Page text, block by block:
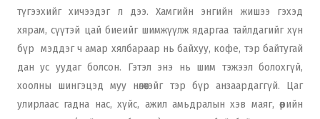
түгээхийг хичээдэг л дээ. Хамгийн энгийн жишээ гэхэд
хярам, сүүтэй цай биеийг шимжүүлж ядаргаа тайлдагийг хүн
бүр мэддэг ч амар хялбараар нь байхуу, кофе, тэр байтугай
дан ус уудаг болсон. Гэтэл энэ нь шим тэжээл болохгүй,
хоолны шингэцэд муу нөлөөтэйг тэр бүр анзаардаггүй. Цаг
улирлаас гадна нас, хүйс, ажил амьдралын хэв маяг, өөрийн